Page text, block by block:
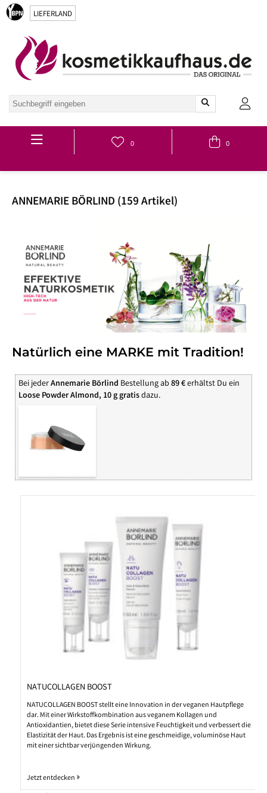
LIEFERLAND
Hauptmenü
0 0
ANNEMARIE BÖRLIND (159 Artikel)
Natürlich eine MARKE mit Tradition!
Bei jederAnnemarie Börlind Bestellung ab 89 €erhältst Du ein
Loose Powder Almond, 10 g gratisdazu.
NATUCOLLAGEN BOOST
NATUCOLLAGEN BOOST stellt eine Innovation in der veganen Hautpflege
dar. Mit einer Wirkstoffkombination aus veganem Kollagen und
Antioxidantien, bietet diese Serie intensive Feuchtigkeit und verbessert die
Elastizität der Haut. Das Ergebnis ist eine geschmeidige, voluminöse Haut
mit einer sichtbar verjüngenden Wirkung.
Jetzt entdecken